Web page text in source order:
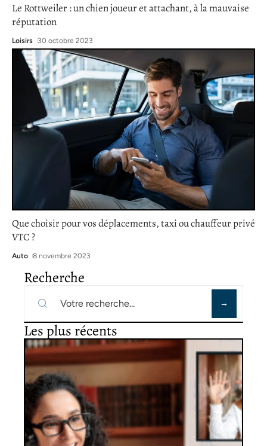
Le Rottweiler : un chien joueur et attachant, à la mauvaise
réputation
Loisirs 30 octobre 2023
Que choisir pour vos déplacements, taxi ou chauffeur privé
VTC ?
Auto 8 novembre 2023
Recherche
Les plus récents